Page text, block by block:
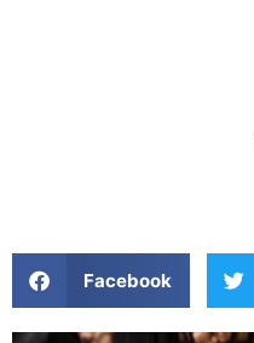
Facebook